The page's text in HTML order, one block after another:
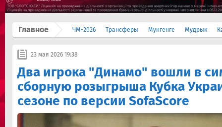
Главное ЧМ-2026 Трансферы Мунгенге Мудрык
23 мая 2026 19:38
Два игрока "Динамо" вошли в
сборную розыгрыша Кубка
сезоне по версии SofaScore